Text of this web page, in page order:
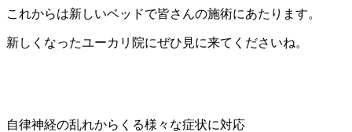
これからは新しいベッドで皆さんの施術にあたります。
新しくなったユーカリ院にぜひ見に来てくださいね。
自律神経の乱れからくる様々な症状に対応